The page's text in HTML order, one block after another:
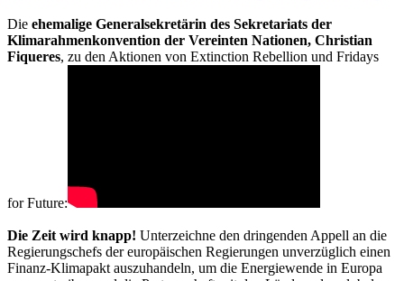
Die ehemalige Generalsekretärin des Sekretariats der
Klimarahmenkonvention der Vereinten Nationen, Christian
Fiqueres, zu den Aktionen von Extinction Rebellion und Fridays
for Future:
Die Zeit wird knapp! Unterzeichne den dringenden Appell an die
Regierungschefs der europäischen Regierungen unverzüglich einen
Finanz-Klimapakt auszuhandeln, um die Energiewende in Europa